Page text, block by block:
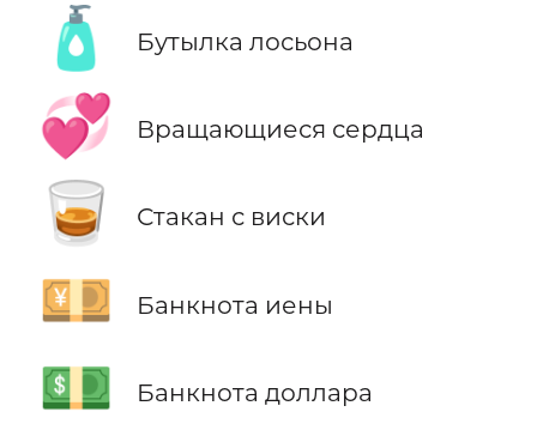
🧴 Бутылка лосьона
💞 Вращающиеся сердца
🥃 Стакан с виски
💴 Банкнота иены
💵 Банкнота доллара